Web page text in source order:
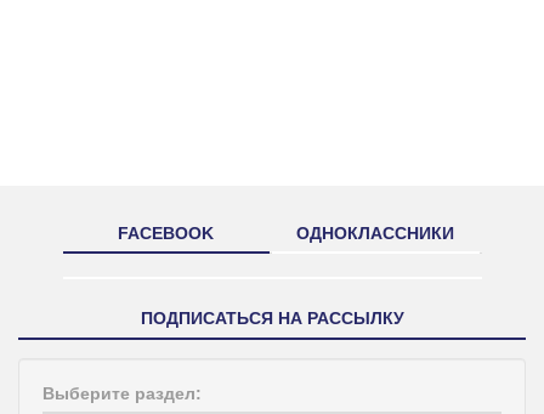
FACEBOOK ОДНОКЛАССНИКИ
ПОДПИСАТЬСЯ НА РАССЫЛКУ
Выберите раздел: